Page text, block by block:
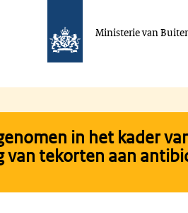
Ministerie van
in het kader
van tekorten aan